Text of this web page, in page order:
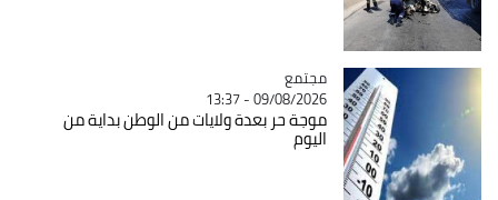
Catégorie
مجتمع
09/08/2026 - 13:37
موجة حر بعدة ولايات من الوطن بداية من
اليوم